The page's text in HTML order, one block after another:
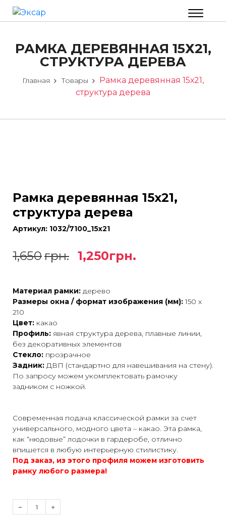
РАМКА ДЕРЕВЯННАЯ 15Х21,
СТРУКТУРА ДЕРЕВА
Главная Товары
Рамка деревянная 15х21,
структура дерева
Рамка деревянная 15х21,
структура дерева
Артикул: 1032/7100_15х21
1,650грн. 1,250грн.
Материал рамки: дерево
Размеры окна / формат изображения (мм):150 х
210
Цвет: какао
Профиль: явная структура дерева, плавные линии,
без декоративных элементов
Стекло: прозрачное
Задник: ДВП (стандартно для навешивания на стену).
По запросу можем укомплектовать рамочку
задником с ножкой.
Современная подача классической рамки за счет
универсального, модного цвета – какао. Эта рамка,
как “нюдовые” лодочки в гардеробе, отлично
впишется в любую интерьерную стилистику.
Под заказ, из этого профиля можем изготовить
рамку любого размера!